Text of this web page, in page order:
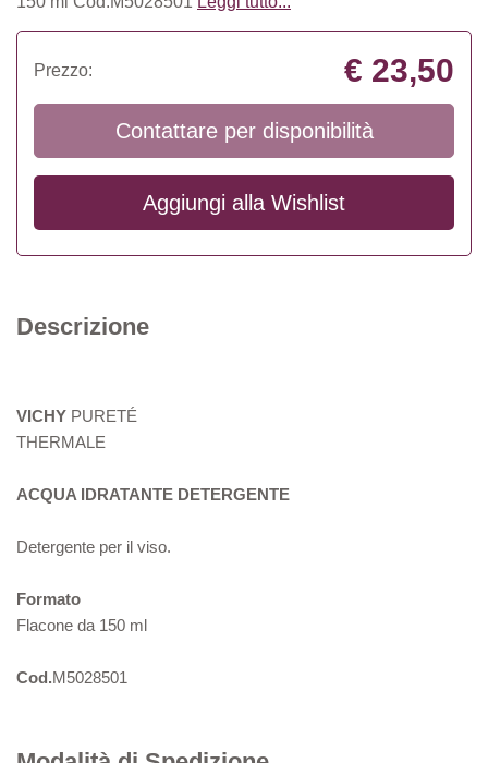
Prezzo: € 23,50
Contattare per disponibilità
Aggiungi alla Wishlist
Descrizione
VICHY PURETÉ
THERMALE
ACQUA IDRATANTE DETERGENTE
Detergente per il viso.
Formato
Flacone da 150 ml
Cod.M5028501